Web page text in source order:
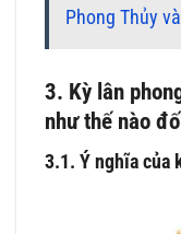
Phong Thủy
3. Kỳ lân
như thế nào
3.1. Ý nghĩa của